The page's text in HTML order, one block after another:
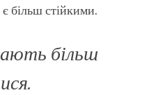
більш стійкими.
більш